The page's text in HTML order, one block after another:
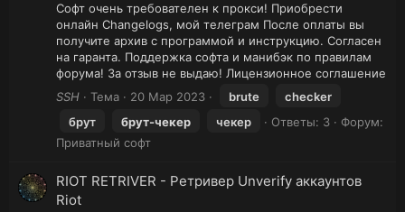
Софт очень требователен к прокси! Приобрести
онлайн Changelogs, мой телеграм После оплаты вы
получите архив с программой и инструкцию. Согласен
на гаранта. Поддержка софта и манибэк по правилам
форума! За отзыв не выдаю! Лицензионное соглашение
SSH
Тема 20 Мар 2023 brute
checker
брут
брут-чекер чекер Ответы: 3
Форум:
Приватный софт
RIOT RETRIVER - Ретривер Unverify аккаунтов
Riot